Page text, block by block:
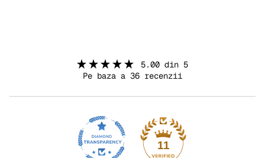
5.00 din 5
Pe baza a 36 recenzii
11